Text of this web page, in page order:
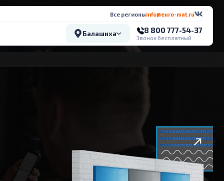
Все регионыinfo@euro-mat.ru
Балашиха 8 800 777-54-37
Звонок бесплатный